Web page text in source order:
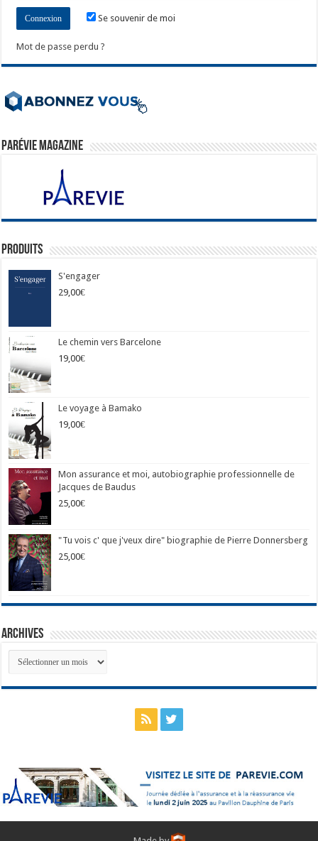
Se souvenir de moi
Mot de passe perdu ?
ParéVie Magazine
Produits
S'engager
29,00€
Le chemin vers Barcelone
19,00€
Le voyage à Bamako
19,00€
Mon assurance et moi, autobiographie professionnelle de
Jacques de Baudus
25,00€
"Tu vois c' que j'veux dire" biographie de Pierre Donnersberg
25,00€
Archives
Archives